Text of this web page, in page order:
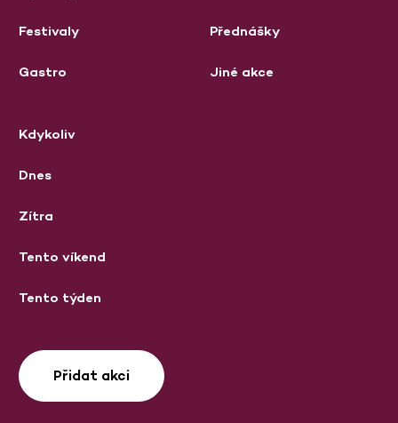
Festivaly
Gastro
Přednášky
Jiné akce
Kdykoliv
Dnes
Zítra
Tento víkend
Tento týden
Přidat akci